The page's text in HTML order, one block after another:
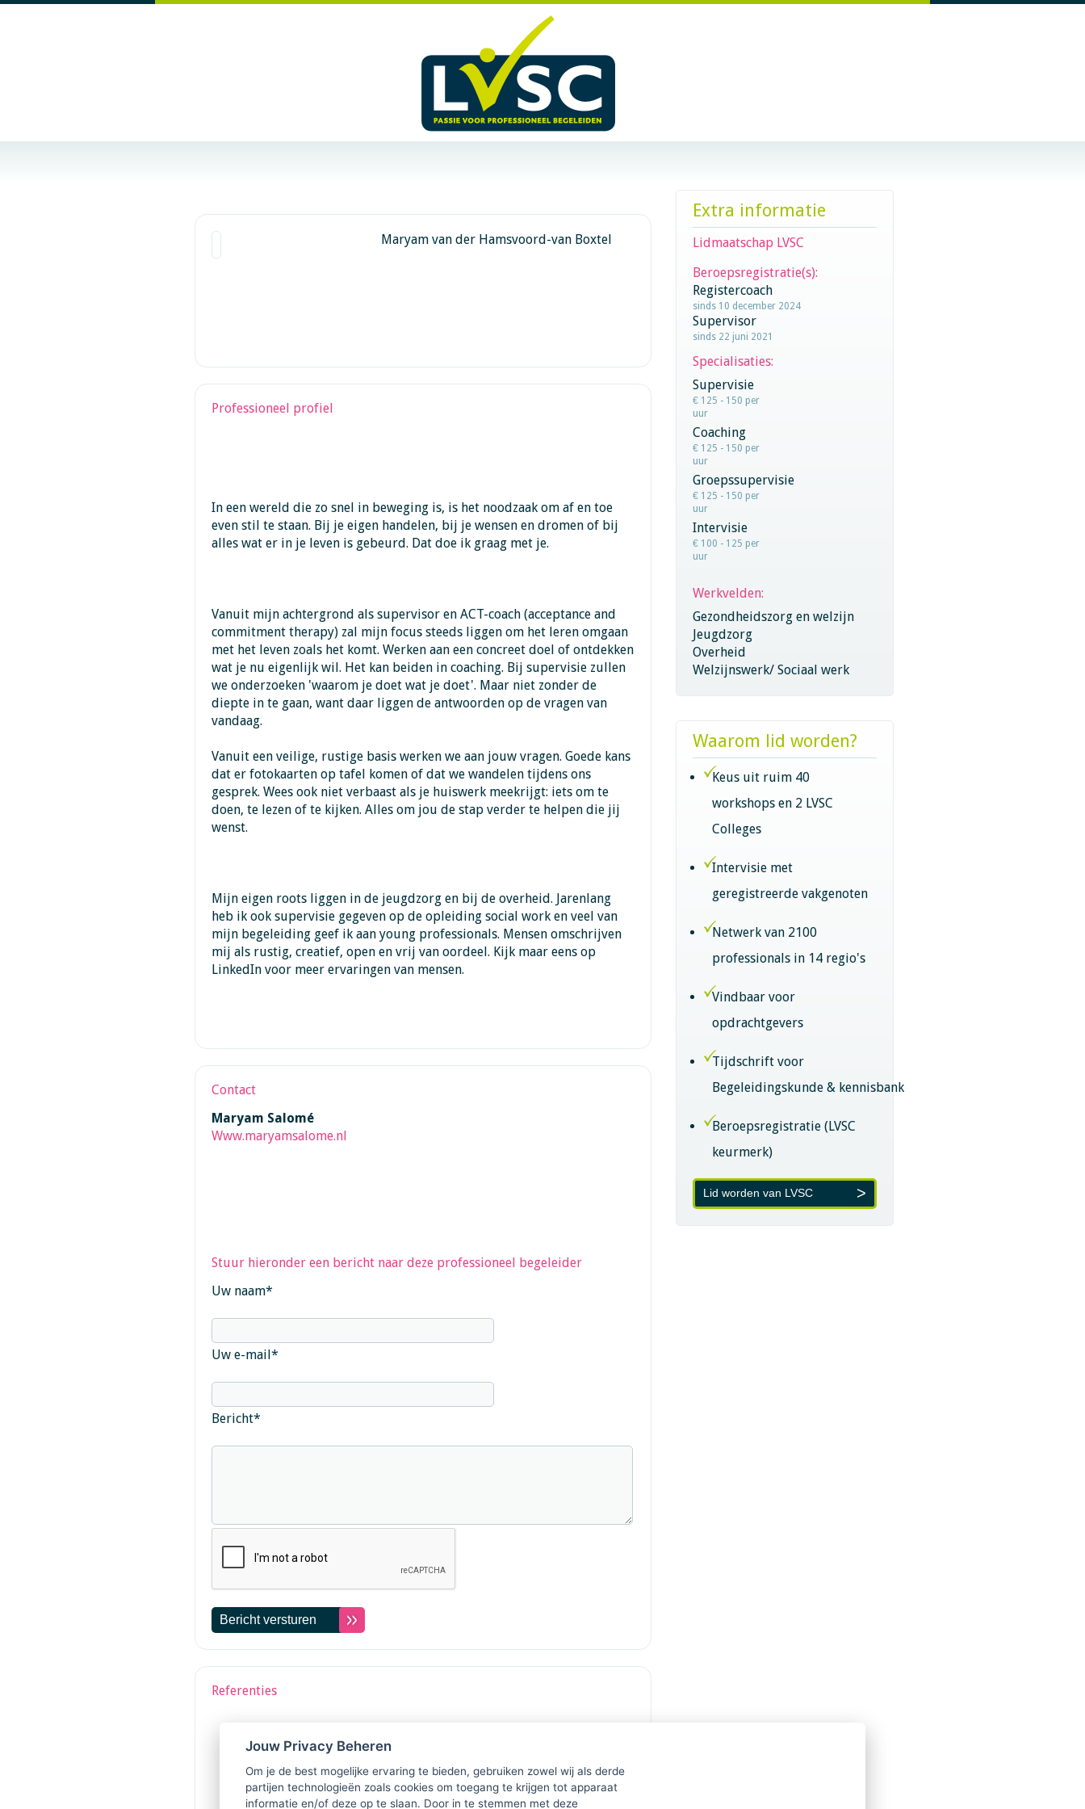
Maryam van der Hamsvoord-van Boxtel
Professioneel profiel
In een wereld die zo snel in beweging is, is het noodzaak om af en toe
even stil te staan. Bij je eigen handelen, bij je wensen en dromen of bij
alles wat er in je leven is gebeurd. Dat doe ik graag met je.
Vanuit mijn achtergrond als supervisor en ACT-coach (acceptance and
commitment therapy) zal mijn focus steeds liggen om het leren omgaan
met het leven zoals het komt. Werken aan een concreet doel of ontdekken
wat je nu eigenlijk wil. Het kan beiden in coaching. Bij supervisie zullen
we onderzoeken 'waarom je doet wat je doet'. Maar niet zonder de
diepte in te gaan, want daar liggen de antwoorden op de vragen van
vandaag.
Vanuit een veilige, rustige basis werken we aan jouw vragen. Goede kans
dat er fotokaarten op tafel komen of dat we wandelen tijdens ons
gesprek. Wees ook niet verbaast als je huiswerk meekrijgt: iets om te
doen, te lezen of te kijken. Alles om jou de stap verder te helpen die jij
wenst.
Mijn eigen roots liggen in de jeugdzorg en bij de overheid. Jarenlang
heb ik ook supervisie gegeven op de opleiding social work en veel van
mijn begeleiding geef ik aan young professionals. Mensen omschrijven
mij als rustig, creatief, open en vrij van oordeel. Kijk maar eens op
LinkedIn voor meer ervaringen van mensen.
Contact
Maryam Salomé
Www.maryamsalome.nl
Stuur hieronder een bericht naar deze professioneel begeleider
Uw naam*
Uw e-mail*
Bericht*
Referenties
Extra informatie
Lidmaatschap LVSC
Beroepsregistratie(s):
Registercoach
sinds 10 december 2024
Supervisor
sinds 22 juni 2021
Specialisaties:
Supervisie
€ 125 - 150 per
uur
Coaching
€ 125 - 150 per
uur
Groepssupervisie
€ 125 - 150 per
uur
Intervisie
€ 100 - 125 per
uur
Werkvelden:
Gezondheidszorg en welzijn
Jeugdzorg
Overheid
Welzijnswerk/ Sociaal werk
Waarom lid worden?
Keus uit ruim 40
workshops en 2 LVSC
Colleges
Intervisie met
geregistreerde vakgenoten
Netwerk van 2100
professionals in 14 regio's
Vindbaar voor
opdrachtgevers
Tijdschrift voor
Begeleidingskunde & kennisbank
Beroepsregistratie (LVSC
keurmerk)
Lid worden van LVSC
Jouw Privacy Beheren
Om je de best mogelijke ervaring te bieden, gebruiken zowel wij als derde
partijen technologieën zoals cookies om toegang te krijgen tot apparaat
informatie en/of deze op te slaan. Door in te stemmen met deze